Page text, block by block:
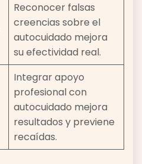
Reconocer falsas
creencias sobre el
autocuidado mejora
su efectividad real.
Integrar apoyo
profesional con
autocuidado mejora
resultados y previene
recaídas.